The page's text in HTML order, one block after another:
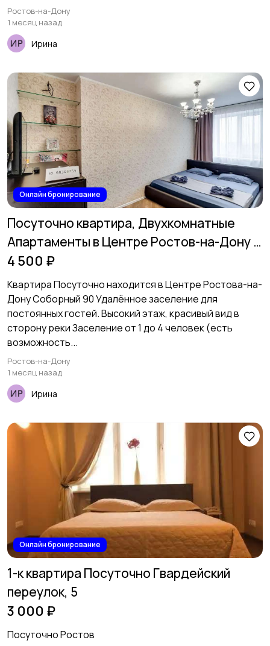
Ростов-на-Дону
1 месяц назад
Ирина
Онлайн бронирование
Посуточно квартира, Двухкомнатные
Апартаменты в Центре Ростов-на-Дону ,
отчетные Документы
4 500 ₽
Квартира Посуточно находится в Центре Ростова-на-
Дону Соборный 90 Удалённое заселение для
постоянных гостей. Высокий этаж, красивый вид в
сторону реки Заселение от 1 до 4 человек (есть
возможность...
Ростов-на-Дону
1 месяц назад
Ирина
Онлайн бронирование
1-к квартира Посуточно Гвардейский
переулок, 5
3 000 ₽
Пoсуточно Роcтoв